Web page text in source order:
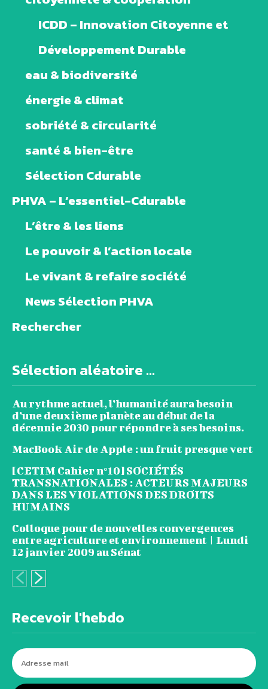
ICDD – Innovation Citoyenne et
Développement Durable
eau & biodiversité
énergie & climat
sobriété & circularité
santé & bien-être
Sélection Cdurable
PHVA – L’essentiel-Cdurable
L’être & les liens
Le pouvoir & l’action locale
Le vivant & refaire société
News Sélection PHVA
Rechercher
Sélection aléatoire ...
Au rythme actuel, l’humanité aura besoin
d’une deuxième planète au début de la
décennie 2030 pour répondre à ses besoins.
MacBook Air de Apple : un fruit presque vert
[CETIM Cahier n°10] SOCIÉTÉS
TRANSNATIONALES : ACTEURS MAJEURS
DANS LES VIOLATIONS DES DROITS
HUMAINS
Colloque pour de nouvelles convergences
entre agriculture et environnement | Lundi
12 janvier 2009 au Sénat
Recevoir l'hebdo